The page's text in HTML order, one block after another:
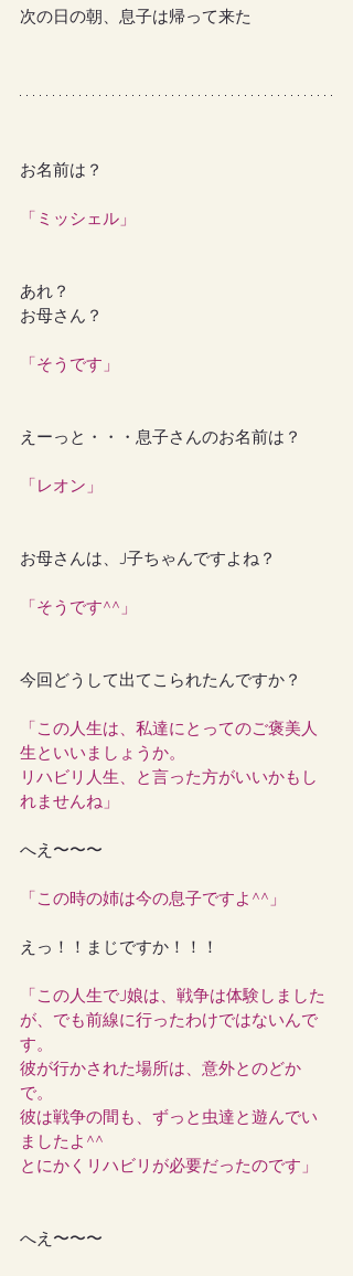
次の日の朝、息子は帰って来た
お名前は？
「ミッシェル」
あれ？
お母さん？
「そうです」
えーっと・・・息子さんのお名前は？
「レオン」
お母さんは、J子ちゃんですよね？
「そうです^^」
今回どうして出てこられたんですか？
「この人生は、私達にとってのご褒美人
生といいましょうか。
リハビリ人生、と言った方がいいかもし
れませんね」
へえ〜〜〜
「この時の姉は今の息子ですよ^^」
えっ！！まじですか！！！
「この人生でJ娘は、戦争は体験しました
が、でも前線に行ったわけではないんで
す。
彼が行かされた場所は、意外とのどか
で。
彼は戦争の間も、ずっと虫達と遊んでい
ましたよ^^
とにかくリハビリが必要だったのです」
へえ〜〜〜